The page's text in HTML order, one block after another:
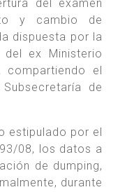
del examen
y cambio de
dispuesta por la
ex Ministerio
compartiendo el
de
estipulado por el
08, los datos a
de dumping,
durante